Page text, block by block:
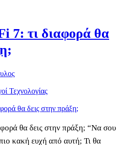
7: τι διαφορά θα
Τεχνολογίας
θα δεις στην πράξη; “Να σου
κακή ευχή από αυτή; Τι θα